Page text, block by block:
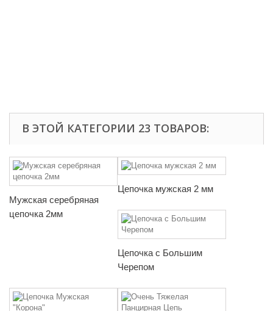
В ЭТОЙ КАТЕГОРИИ 23 ТОВАРОВ:
Мужская серебряная
цепочка 2мм
Цепочка мужская 2 мм
Цепочка с Большим
Черепом